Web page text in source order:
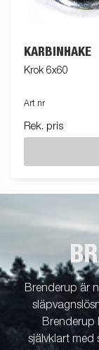
KARBINHAKE
Krok 6x60
Art nr
Rek. pris
Brenderup är
Brenderup
självklart med